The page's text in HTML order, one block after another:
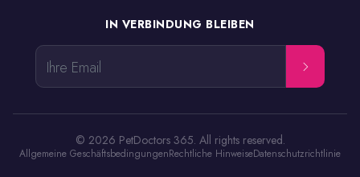
IN VERBINDUNG BLEIBEN
Ihre Email
© 2026 PetDoctors 365. All rights reserved.
Allgemeine GeschäftsbedingungenRechtliche HinweiseDatenschutzrichtlinie